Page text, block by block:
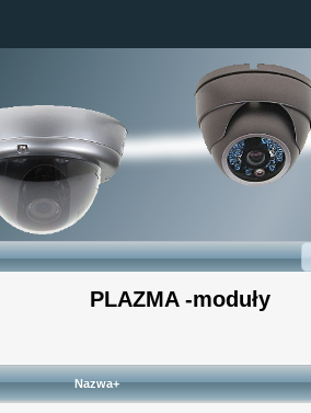
PLAZMA -moduły
Nazwa+